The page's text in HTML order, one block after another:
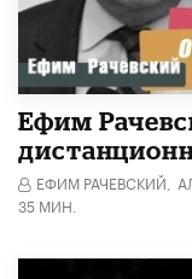
Ефим
ЕФИМ РАЧЕВСКИЙ,
35 МИН.